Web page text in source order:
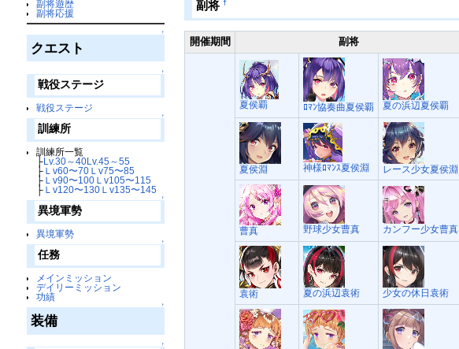
副将遊歴
副将応援
↑
クエスト
↑
戦役ステージ
戦役ステージ
↑
訓練所
訓練所一覧
├Lv.30～40Lv.45～55
├Ｌv60〜70Ｌv75〜85
├Ｌv90〜100Ｌv105〜115
├Ｌv120〜130Ｌv135〜145
↑
異境軍勢
異境軍勢
↑
任務
メインミッション
デイリーミッション
功績
↑
装備
↑
副将 †
開催期間 副将
夏侯覇 ﾛﾏﾝ協奏曲夏侯覇 夏の浜辺夏侯覇
夏侯淵 神様ﾛﾏﾝｽ夏侯淵 レース少女夏侯淵
曹真 野球少女曹真 カンフー少女曹真
袁術 夏の浜辺袁術 少女の休日袁術